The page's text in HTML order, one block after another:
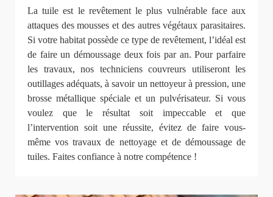
La tuile est le revêtement le plus vulnérable face aux
attaques des mousses et des autres végétaux parasitaires.
Si votre habitat possède ce type de revêtement, l’idéal est
de faire un démoussage deux fois par an. Pour parfaire
les travaux, nos techniciens couvreurs utiliseront les
outillages adéquats, à savoir un nettoyeur à pression, une
brosse métallique spéciale et un pulvérisateur. Si vous
voulez que le résultat soit impeccable et que
l’intervention soit une réussite, évitez de faire vous-
même vos travaux de nettoyage et de démoussage de
tuiles. Faites confiance à notre compétence !